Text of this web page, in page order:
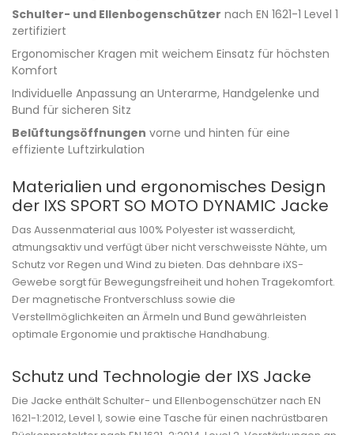
Schulter- und Ellenbogenschützer nach EN 1621-1 Level 1
zertifiziert
Ergonomischer Kragen mit weichem Einsatz für höchsten
Komfort
Individuelle Anpassung an Unterarme, Handgelenke und
Bund für sicheren Sitz
Belüftungsöffnungen vorne und hinten für eine
effiziente Luftzirkulation
Materialien und ergonomisches Design
der IXS SPORT SO MOTO DYNAMIC Jacke
Das Aussenmaterial aus 100% Polyester ist wasserdicht,
atmungsaktiv und verfügt über nicht verschweisste Nähte, um
Schutz vor Regen und Wind zu bieten. Das dehnbare iXS-
Gewebe sorgt für Bewegungsfreiheit und hohen Tragekomfort.
Der magnetische Frontverschluss sowie die
Verstellmöglichkeiten an Ärmeln und Bund gewährleisten
optimale Ergonomie und praktische Handhabung.
Schutz und Technologie der IXS Jacke
Die Jacke enthält Schulter- und Ellenbogenschützer nach EN
1621-1:2012, Level 1, sowie eine Tasche für einen nachrüstbaren